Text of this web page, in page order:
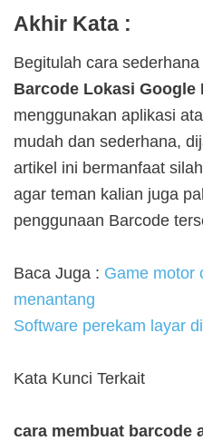
Akhir Kata :
Begitulah cara
Barcode Lokasi Google
menggunakan aplikasi
mudah dan sederhana,
artikel ini bermanfaat
agar teman kalian juga
penggunaan Barcode
Baca Juga : Game motor
menantang
Software perekam layar
Kata Kunci Terkait
cara membuat barcode